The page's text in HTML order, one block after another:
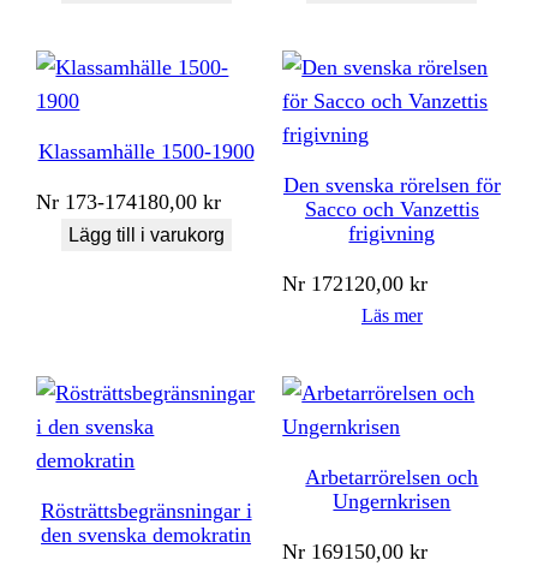
Klassamhälle 1500-1900
Nr 173-174180,00kr
Lägg till i varukorg
Den svenska rörelsen för
Sacco och Vanzettis
frigivning
Nr 172120,00kr
Läs mer
Rösträttsbegränsningar i
den svenska demokratin
Arbetarrörelsen och
Ungernkrisen
Nr 169150,00kr